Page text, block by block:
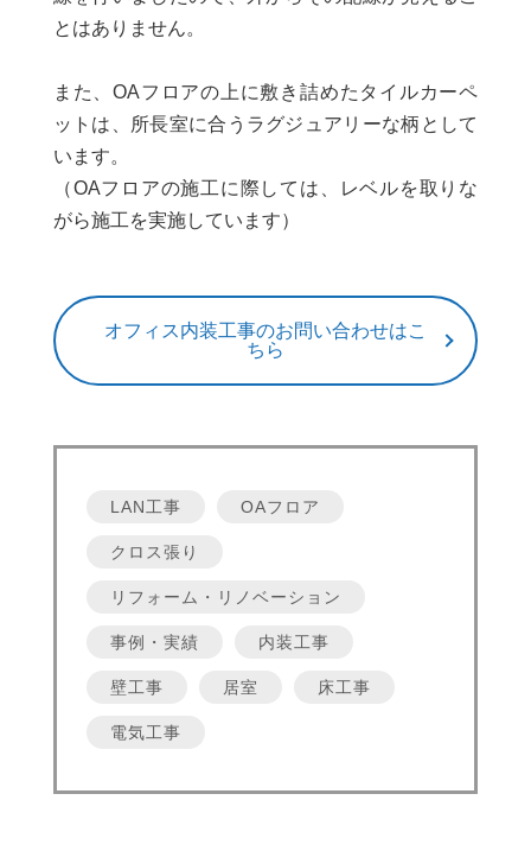
とはありません。
また、OAフロアの上に敷き詰めたタイルカーペ
ットは、所長室に合うラグジュアリーな柄として
います。
（OAフロアの施工に際しては、レベルを取りな
がら施工を実施しています）
オフィス内装工事のお問い合わせはこ
ちら
LAN工事 OAフロア
クロス張り
リフォーム・リノベーション
事例・実績 内装工事
壁工事 居室 床工事
電気工事